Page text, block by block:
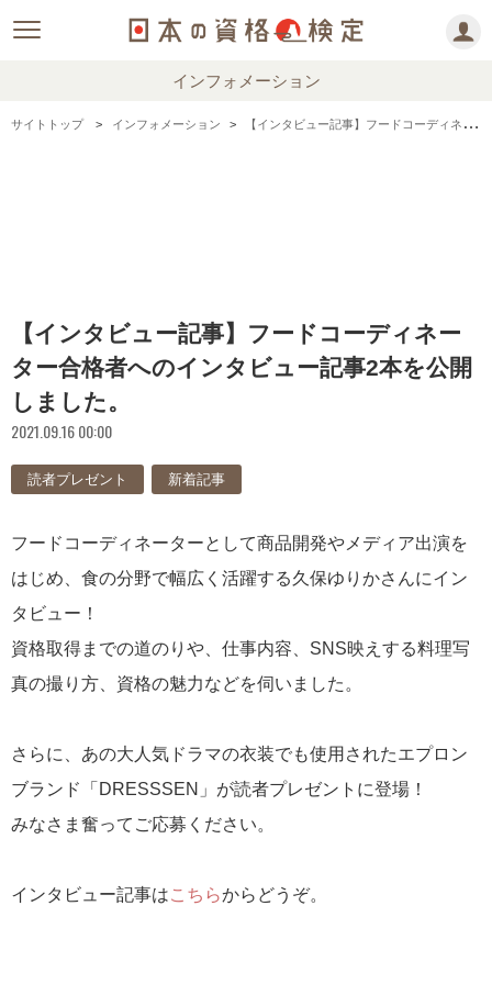
インフォメーション
サイトトップ インフォメーション 【インタビュー記事】フードコーディネーター合格者へのインタビュー記事2本を公開しました。
【インタビュー記事】フードコーディネー
ター合格者へのインタビュー記事2本を公開
しました。
2021.09.16 00:00
読者プレゼント 新着記事
フードコーディネーターとして商品開発やメディア出演を
はじめ、食の分野で幅広く活躍する久保ゆりかさんにイン
タビュー！
資格取得までの道のりや、仕事内容、SNS映えする料理写
真の撮り方、資格の魅力などを伺いました。
さらに、あの大人気ドラマの衣装でも使用されたエプロン
ブランド「DRESSSEN」が読者プレゼントに登場！
みなさま奮ってご応募ください。
インタビュー記事はこちらからどうぞ。